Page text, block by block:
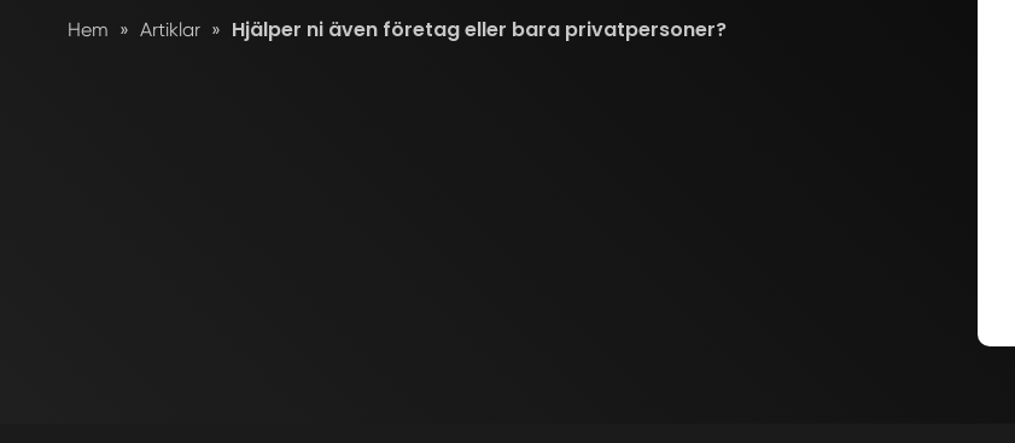
Hem » Artiklar » Hjälper ni även företag eller bara privatpersoner?